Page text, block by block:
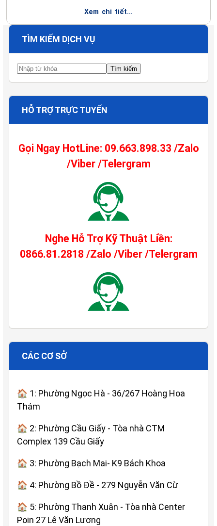
Xem chi tiết...
TÌM KIẾM DỊCH VỤ
HỖ TRỢ TRỰC TUYẾN
Gọi Ngay HotLine: 09.663.898.33 /Zalo
/Viber /Telergram
Nghe Hỗ Trợ Kỹ Thuật Liền:
0866.81.2818 /Zalo /Viber /Telergram
CÁC CƠ SỞ
🏠 1: Phường Ngọc Hà - 36/267 Hoàng Hoa
Thám
🏠 2: Phường Cầu Giấy - Tòa nhà CTM
Complex 139 Cầu Giấy
🏠 3: Phường Bạch Mai- K9 Bách Khoa
🏠 4: Phường Bồ Đề - 279 Nguyễn Văn Cừ
🏠 5: Phường Thanh Xuân - Tòa nhà Center
Poin 27 Lê Văn Lương